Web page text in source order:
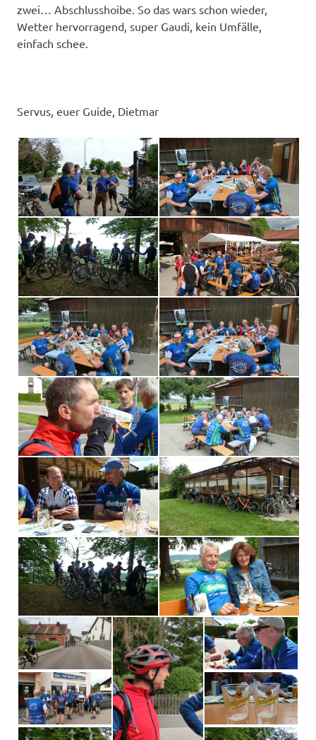
zwei… Abschlusshoibe. So das wars schon wieder,
Wetter hervorragend, super Gaudi, kein Umfälle,
einfach schee.
Servus, euer Guide, Dietmar